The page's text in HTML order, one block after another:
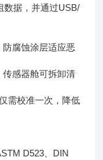
据，并通过USB/
腐蚀涂层适应恶
感器舱可拆卸清
需校准一次，降低
D523、DIN